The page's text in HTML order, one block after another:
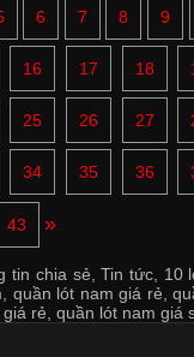
6 7 8 9
16 17 18
25 26 27
34 35 36
43 »
tin chia sẻ ,Tin tức
10
quần lót nam giá rẻ ,
rẻ quần lót nam giá